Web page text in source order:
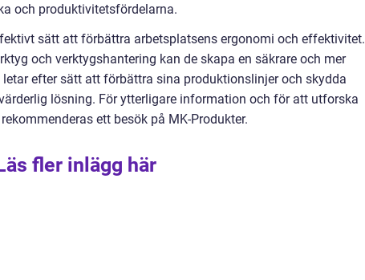
och produktivitetsfördelarna.
sätt att förbättra arbetsplatsens ergonomi och effektivitet.
och verktygshantering kan de skapa en säkrare och mer
efter sätt att förbättra sina produktionslinjer och skydda
lösning. För ytterligare information och för att utforska
ett besök på MK-Produkter.
fler inlägg här